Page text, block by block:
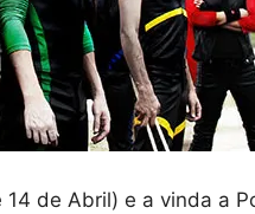
14 de Abril) e a vinda a